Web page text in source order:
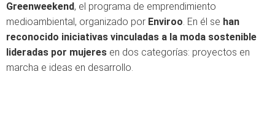
Greenweekend, el programa de emprendimiento
medioambiental, organizado por Enviroo. En él se han
reconocido iniciativas vinculadas a la moda sostenible
lideradas por mujeres en dos categorías: proyectos en
marcha e ideas en desarrollo.